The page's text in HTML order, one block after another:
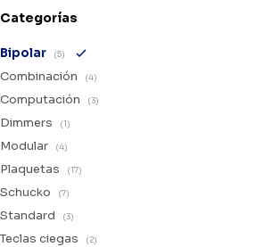
Categorías
Bipolar (5)
Combinación (4)
Computación (3)
Dimmers (1)
Modular (4)
Plaquetas (17)
Schucko (7)
Standard (3)
Teclas ciegas (2)